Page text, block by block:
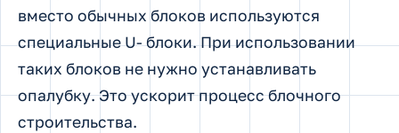
вместо обычных блоков используются
специальные U- блоки. При использовании
таких блоков не нужно устанавливать
опалубку. Это ускорит процесс блочного
строительства.